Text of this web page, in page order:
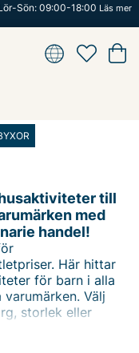
Sön: 09:00-18:00 Läs mer
till
med
handel!
Här hittar
för barn i alla
Välj
storlek eller
pris! I den
du fler byxor